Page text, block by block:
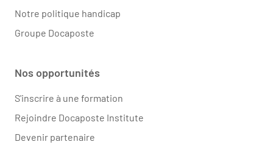
Notre politique handicap
Groupe Docaposte
Nos opportunités
S'inscrire à une formation
Rejoindre Docaposte Institute
Devenir partenaire